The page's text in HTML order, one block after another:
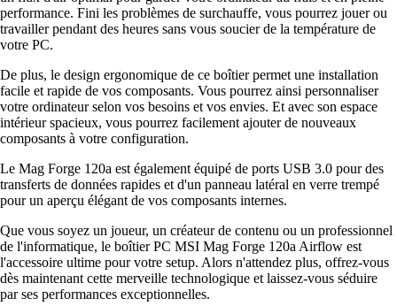
performance. Fini les problèmes de surchauffe, vous pourrez jouer ou
travailler pendant des heures sans vous soucier de la température de
votre PC.
De plus, le design ergonomique de ce boîtier permet une installation
facile et rapide de vos composants. Vous pourrez ainsi personnaliser
votre ordinateur selon vos besoins et vos envies. Et avec son espace
intérieur spacieux, vous pourrez facilement ajouter de nouveaux
composants à votre configuration.
Le Mag Forge 120a est également équipé de ports USB 3.0 pour des
transferts de données rapides et d'un panneau latéral en verre trempé
pour un aperçu élégant de vos composants internes.
Que vous soyez un joueur, un créateur de contenu ou un professionnel
de l'informatique, le boîtier PC MSI Mag Forge 120a Airflow est
l'accessoire ultime pour votre setup. Alors n'attendez plus, offrez-vous
dès maintenant cette merveille technologique et laissez-vous séduire
par ses performances exceptionnelles.